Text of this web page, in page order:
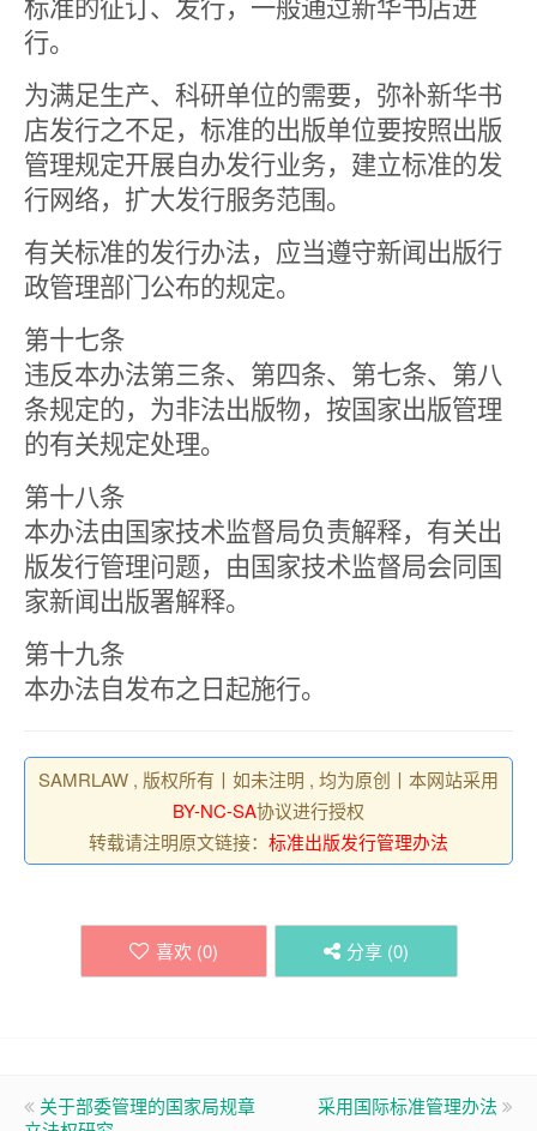
标准的征订、发行，一般通过新华书店进
行。
为满足生产、科研单位的需要，弥补新华书
店发行之不足，标准的出版单位要按照出版
管理规定开展自办发行业务，建立标准的发
行网络，扩大发行服务范围。
有关标准的发行办法，应当遵守新闻出版行
政管理部门公布的规定。
第十七条
违反本办法第三条、第四条、第七条、第八
条规定的，为非法出版物，按国家出版管理
的有关规定处理。
第十八条
本办法由国家技术监督局负责解释，有关出
版发行管理问题，由国家技术监督局会同国
家新闻出版署解释。
第十九条
本办法自发布之日起施行。
SAMRLAW , 版权所有丨如未注明 , 均为原创丨本网站采用
BY-NC-SA协议进行授权
转载请注明原文链接： 标准出版发行管理办法
喜欢 (0) 分享 (0)
关于部委管理的国家局规章
采用国际标准管理办法